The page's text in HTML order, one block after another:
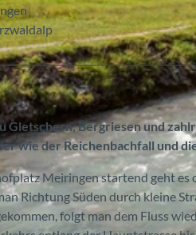
Berner Wanderwege
Gletschern, Bergriesen und
wie der Reichenbachfall und
Meiringen startend geht es
Richtung Süden durch kleine
folgt man dem Fluss